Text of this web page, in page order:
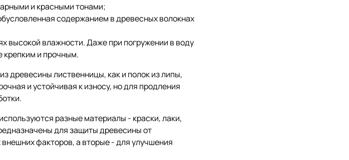
и красными тонами;
содержанием в древесных волокнах
высокой влажности. Даже при погружении в воду
крепким и прочным.
древесины лиственницы, как и полок из липы,
и устойчивая к износу, но для продления
разные материалы - краски, лаки,
для защиты древесины от
факторов, а вторые - для улучшения